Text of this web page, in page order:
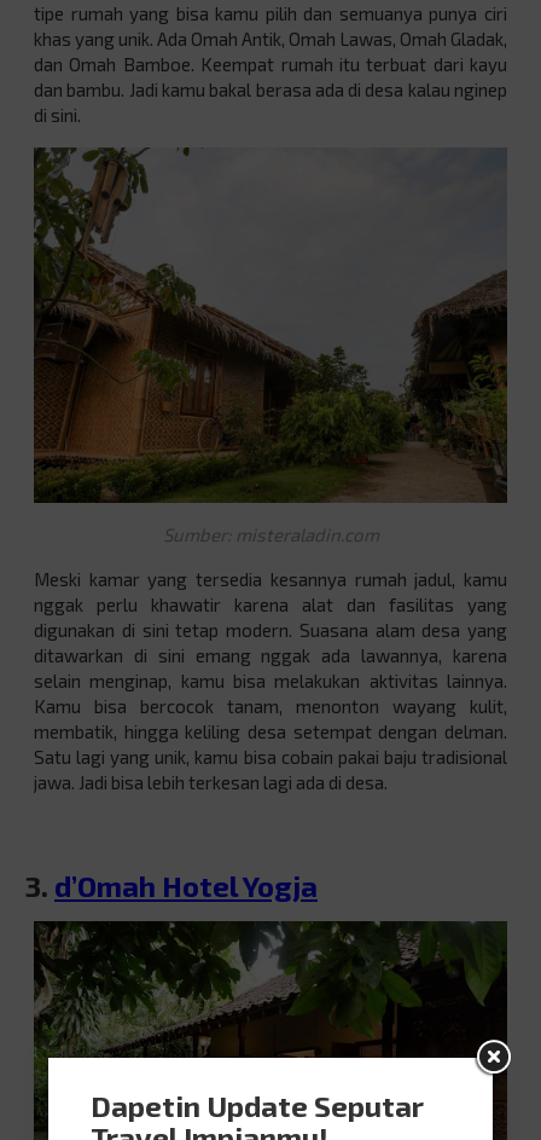
tipe rumah yang bisa kamu pilih dan semuanya punya ciri
khas yang unik. Ada Omah Antik, Omah Lawas, Omah Gladak,
dan Omah Bamboe. Keempat rumah itu terbuat dari kayu
dan bambu. Jadi kamu bakal berasa ada di desa kalau nginep
di sini.
Sumber: misteraladin.com
Meski kamar yang tersedia kesannya rumah jadul, kamu
nggak perlu khawatir karena alat dan fasilitas yang
digunakan di sini tetap modern. Suasana alam desa yang
ditawarkan di sini emang nggak ada lawannya, karena
selain menginap, kamu bisa melakukan aktivitas lainnya.
Kamu bisa bercocok tanam, menonton wayang kulit,
membatik, hingga keliling desa setempat dengan delman.
Satu lagi yang unik, kamu bisa cobain pakai baju tradisional
jawa. Jadi bisa lebih terkesan lagi ada di desa.
3. d’Omah Hotel Yogja
Dapetin Update Seputar